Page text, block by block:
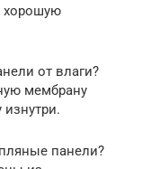
хорошую
от влаги?
мембрану
панели?